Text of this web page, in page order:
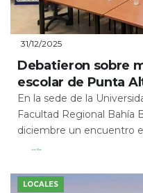
31/12/2025
Debatieron sobre
escolar de Punta
En la sede de la
Facultad Regional Bahía
diciembre un encuentro
Leer Más
LOCALES